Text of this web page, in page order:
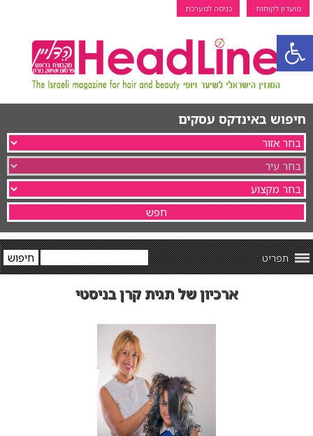
פתח סרגל נגישות
מועדון לקוחות כניסה למערכת
חיפוש באינדקס עסקים
תפריט
ארכיון של תגית קרן בניסטי